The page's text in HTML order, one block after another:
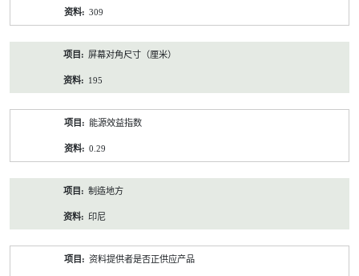
309
屏幕对角尺寸（厘米）
195
能源效益指数
0.29
制造地方
印尼
资料提供者是否正供应产品